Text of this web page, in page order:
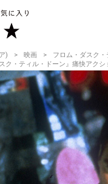
) 映画
フロム・ダスク
スク・ティル・ドーン』痛快アク